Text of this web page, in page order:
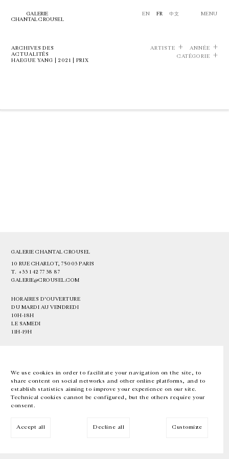
We use cookies in order to facilitate your navigation on the site, to
share content on social networks and other online platforms, and to
establish statistics aiming to improve your experience on our site.
Technical cookies cannot be configured, but the others require your
consent.
Accept all Decline all Customize
GALERIE
CHANTAL CROUSEL
EN FR 中文 MENU
ARCHIVES DES
ACTUALITÉS
HAEGUE YANG | 2021 | PRIX
ARTISTE
ANNÉE
CATÉGORIE
GALERIE CHANTAL CROUSEL
10 RUE CHARLOT, 75003 PARIS
T. +33 1 42 77 38 87
GALERIE@CROUSEL.COM
HORAIRES D'OUVERTURE
DU MARDI AU VENDREDI
10H-18H
LE SAMEDI
11H-19H
EN FR 中文 Facebook Instagram
Inscrivez-vous à notre newsletter